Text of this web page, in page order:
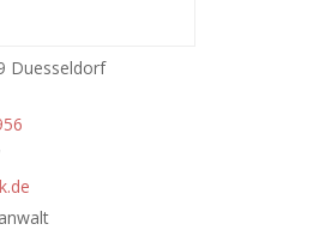
Duesseldorf